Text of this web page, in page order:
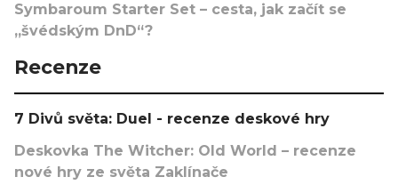
Symbaroum Starter Set – cesta, jak začít se
„švédským DnD“?
Recenze
7 Divů světa: Duel - recenze deskové hry
Deskovka The Witcher: Old World – recenze
nové hry ze světa Zaklínače